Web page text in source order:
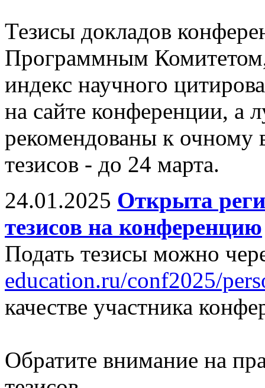
Тезисы докладов
Программным
индекс научного
на сайте конференции, а
рекомендованы к
тезисов - до 24 марта.
24.01.2025 Открыта
тезисов на конференцию
Подать тезисы можно
education.ru/conf2025/
качестве участника
Обратите внимание на